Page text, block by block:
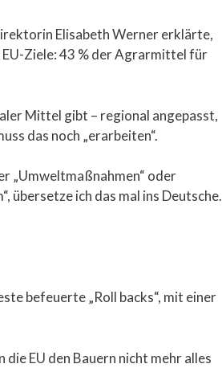
Elisabeth Werner erklärte,
EU-Ziele: 43 % der Agrarmittel für
Mittel gibt – regional angepasst,
das noch „erarbeiten“.
„Umweltmaßnahmen“ oder
übersetze ich das mal ins Deutsche.
befeuerte „Roll backs“, mit einer
EU den Bauern nicht mehr alles